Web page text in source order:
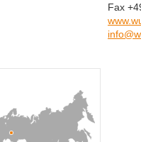
Fax